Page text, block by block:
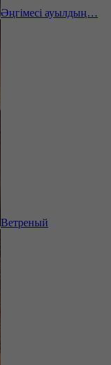
Әңгімесі ауылдың…
Ветреный